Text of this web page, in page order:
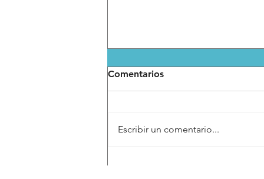
Comentarios
Escribir un comentario...